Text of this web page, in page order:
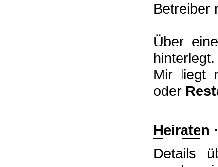
Betreiber
Über
hinterlegt.
Mir liegt
oder
Heiraten
Details